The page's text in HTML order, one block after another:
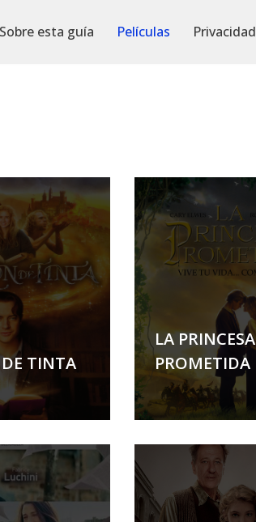
Sobre esta guía Películas Privacidad
TINTA
LA PRINCESA
PROMETIDA